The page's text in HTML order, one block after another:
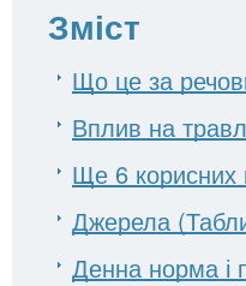
Зміст
Що це за
Вплив на
Ще 6 корисних
Джерела
Денна норма і